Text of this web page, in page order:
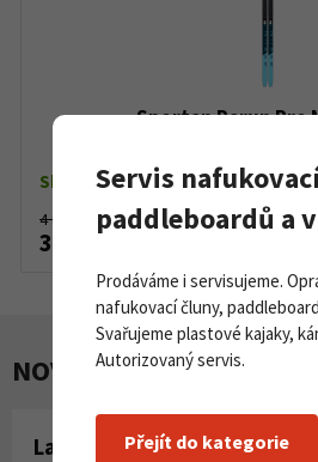
Sporten Perun Pro
Skladem dle varianty
4 890 Kč
3 380 Kč
NOVINKY A AKCE
Laminování pryskyřicí a
Servis
paddleboardů a
Prodáváme i servisujeme.
nafukovací čluny,
Svařujeme plastové kajaky,
Autorizovaný servis.
Přejít do kategorie